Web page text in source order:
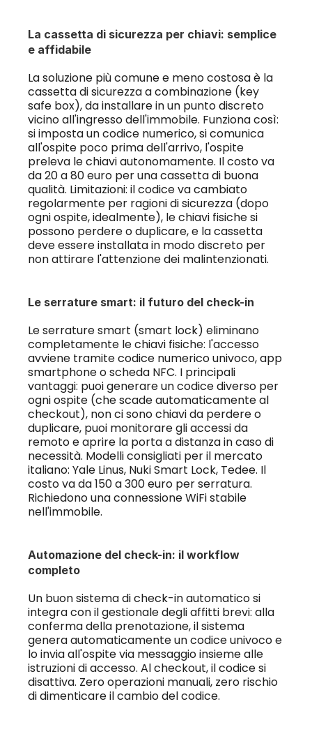
La cassetta di sicurezza per chiavi: semplice
e affidabile
La soluzione più comune e meno costosa è la
cassetta di sicurezza a combinazione (key
safe box), da installare in un punto discreto
vicino all'ingresso dell'immobile. Funziona così:
si imposta un codice numerico, si comunica
all'ospite poco prima dell'arrivo, l'ospite
preleva le chiavi autonomamente. Il costo va
da 20 a 80 euro per una cassetta di buona
qualità. Limitazioni: il codice va cambiato
regolarmente per ragioni di sicurezza (dopo
ogni ospite, idealmente), le chiavi fisiche si
possono perdere o duplicare, e la cassetta
deve essere installata in modo discreto per
non attirare l'attenzione dei malintenzionati.
Le serrature smart: il futuro del check-in
Le serrature smart (smart lock) eliminano
completamente le chiavi fisiche: l'accesso
avviene tramite codice numerico univoco, app
smartphone o scheda NFC. I principali
vantaggi: puoi generare un codice diverso per
ogni ospite (che scade automaticamente al
checkout), non ci sono chiavi da perdere o
duplicare, puoi monitorare gli accessi da
remoto e aprire la porta a distanza in caso di
necessità. Modelli consigliati per il mercato
italiano: Yale Linus, Nuki Smart Lock, Tedee. Il
costo va da 150 a 300 euro per serratura.
Richiedono una connessione WiFi stabile
nell'immobile.
Automazione del check-in: il workflow
completo
Un buon sistema di check-in automatico si
integra con il gestionale degli affitti brevi: alla
conferma della prenotazione, il sistema
genera automaticamente un codice univoco e
lo invia all'ospite via messaggio insieme alle
istruzioni di accesso. Al checkout, il codice si
disattiva. Zero operazioni manuali, zero rischio
di dimenticare il cambio del codice.